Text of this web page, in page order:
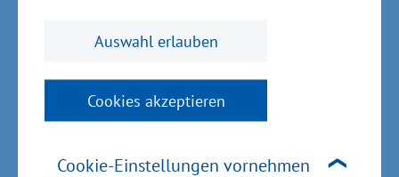
Auswahl erlauben
Cookies akzeptieren
Cookie-Einstellungen vornehmen
Preisträger in der Kategorie
Integration“: